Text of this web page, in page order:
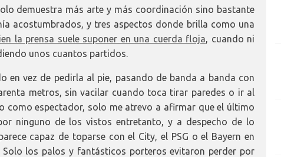
demuestra más arte y más coordinación sino bastante
acostumbrados, y tres aspectos donde brilla como una
la prensa suele suponer en una cuerda floja, cuando ni
unos cuantos partidos.
en vez de pedirla al pie, pasando de banda a banda con
metros, sin vacilar cuando toca tirar paredes o ir al
como espectador, solo me atrevo a afirmar que el último
ninguno de los vistos entretanto, y a despecho de lo
capaz de toparse con el City, el PSG o el Bayern en
los palos y fantásticos porteros evitaron perder por